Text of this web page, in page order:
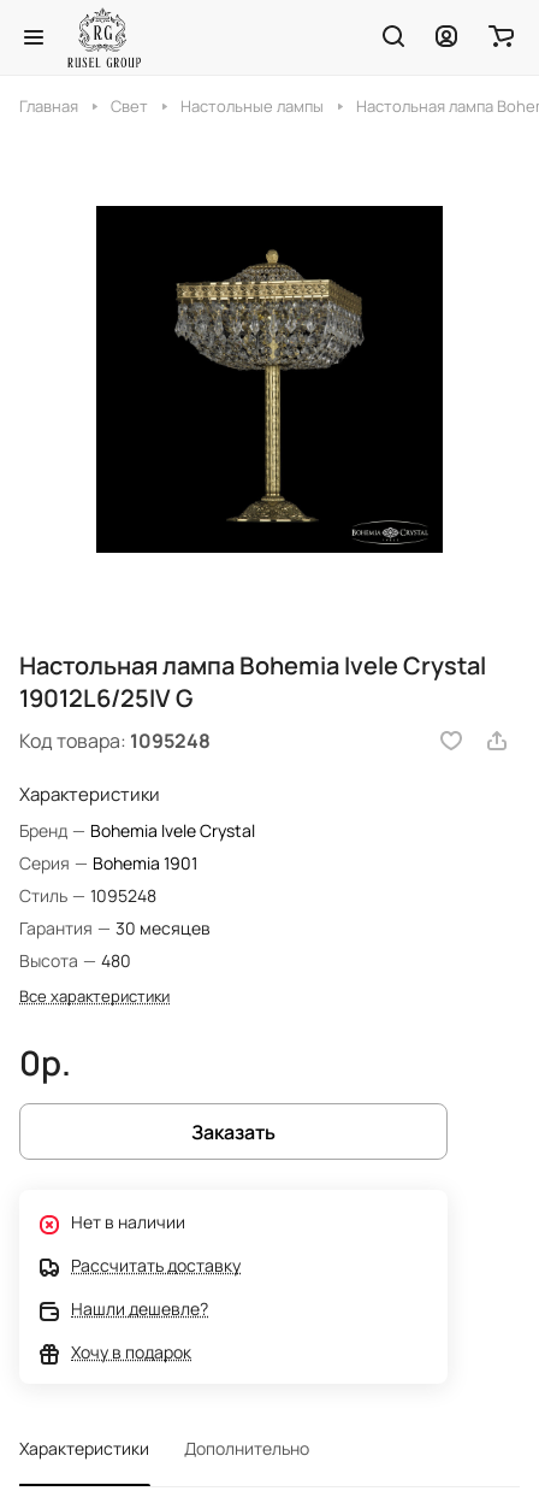
Главная Свет Настольные лампы Настольная лампа
Настольная лампа Bohemia Ivele Crystal
19012L6/25IV G
Код товара: 1095248
Характеристики
Бренд — Bohemia Ivele Crystal
Серия — Bohemia 1901
Стиль — 1095248
Гарантия — 30 месяцев
Высота — 480
Все характеристики
0р.
Заказать
Нет в наличии
Рассчитать доставку
Нашли дешевле?
Хочу в подарок
Характеристики Дополнительно